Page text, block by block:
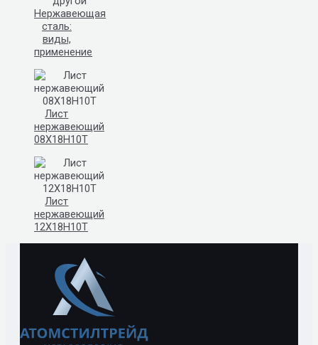
Нержавеющая
сталь:
виды,
применение
Лист
нержавеющий
08Х18Н10Т
Лист
нержавеющий
12Х18Н10Т